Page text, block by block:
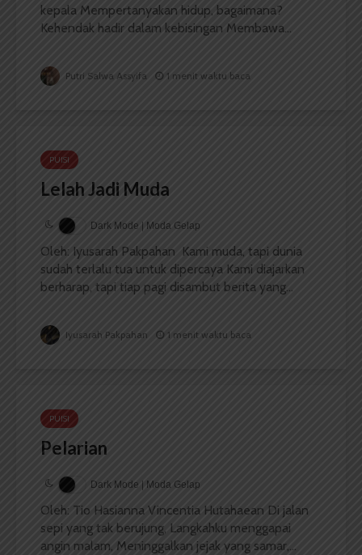
kepala Mempertanyakan hidup, bagaimana?
Kehendak hadir dalam kebisingan Membawa...
Putri Salwa Assyifa 1 menit waktu baca
PUISI
Lelah Jadi Muda
Dark Mode | Moda Gelap
Oleh: Iyusarah Pakpahan Kami muda, tapi dunia
sudah terlalu tua untuk dipercaya Kami diajarkan
berharap, tapi tiap pagi disambut berita yang...
Iyusarah Pakpahan 1 menit waktu baca
PUISI
Pelarian
Dark Mode | Moda Gelap
Oleh: Tio Hasianna Vincentia Hutahaean Di jalan
sepi yang tak berujung, Langkahku menggapai
angin malam, Meninggalkan jejak yang samar,...